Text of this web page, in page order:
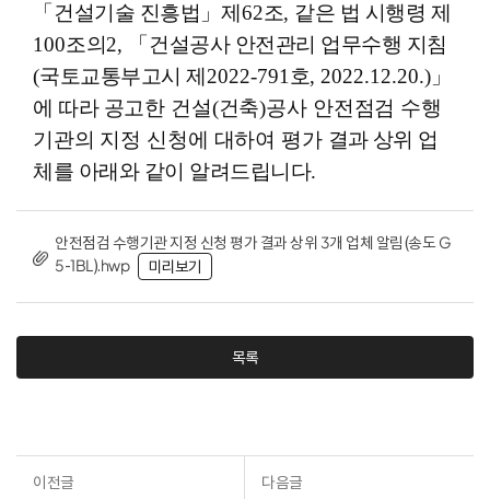
「 건설기술 진흥법 」 제 62조, 같은 법 시행령 제
100조의 2, 「 건설공사 안전관리 업무수행 지침
(국토교통부고시 제 2022-791 호, 2022.12.20.) 」
에 따라 공고한 건설(건축)공사 안전점검 수행
기관의 지정 신청에 대하여 평가 결과 상위 업
체를 아래와 같이 알려드립니다.
안전점검 수행기관 지정 신청 평가 결과 상위 3개 업체 알림(송도 G
5-1BL).hwp
미리보기
목록
이전글
다음글